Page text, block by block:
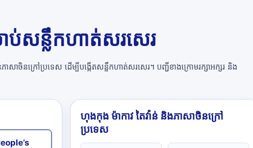
ប់សន្លឹកហាត់សរសេរ
ាសាចិនក្រៅប្រទេស ដើម្បីបង្កើតសន្លឹកហាត់សរសេរ។ បញ្ជីខាងក្រោមរក្សាអក្សរ និង
ហុងកុង ម៉ាកាវ តៃវ៉ាន់ និងភាសាចិនក្រៅ
ប្រទេស